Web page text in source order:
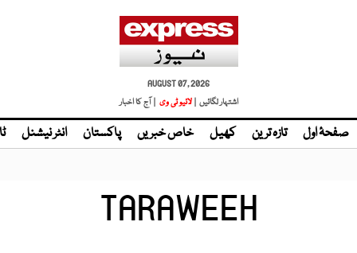
AUGUST 07, 2026
اشتہار لگائیں |
| آج کا اخبار
صفحۂ اول تازہ ترین کھیل خاص خبریں پاکستان انٹر نیشنل
TARAWEEH